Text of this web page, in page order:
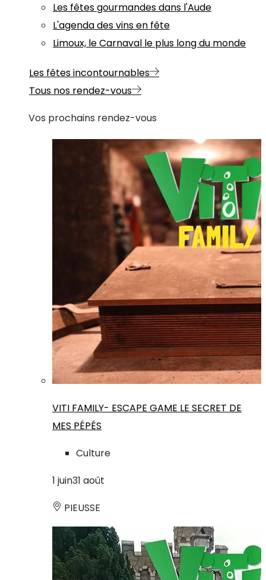
Les fêtes gourmandes dans l'Aude
L'agenda des vins en fête
Limoux, le Carnaval le plus long du monde
Les fêtes incontournables
Tous nos rendez-vous
Vos prochains rendez-vous
VITI FAMILY- ESCAPE GAME LE SECRET DE
MES PÉPÉS
Culture
1 juin31 août
PIEUSSE